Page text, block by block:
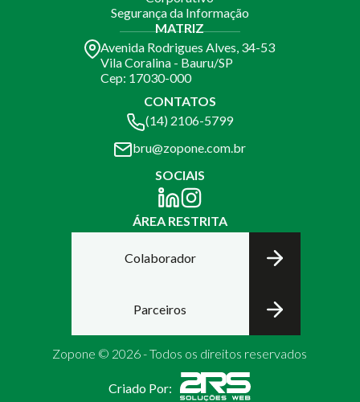
Segurança da Informação
MATRIZ
Avenida Rodrigues Alves, 34-53
Vila Coralina - Bauru/SP
Cep: 17030-000
CONTATOS
(14) 2106-5799
bru@zopone.com.br
SOCIAIS
ÁREA RESTRITA
Colaborador
Parceiros
Zopone © 2026 - Todos os direitos reservados
Criado Por: